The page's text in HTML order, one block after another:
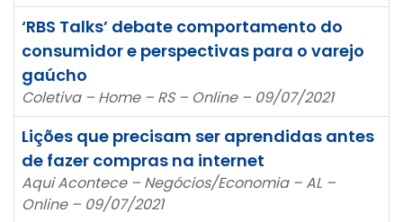
‘RBS Talks’ debate comportamento do
consumidor e perspectivas para o varejo
gaúcho
Coletiva – Home – RS – Online – 09/07/2021
Lições que precisam ser aprendidas antes
de fazer compras na internet
Aqui Acontece – Negócios/Economia – AL –
Online – 09/07/2021